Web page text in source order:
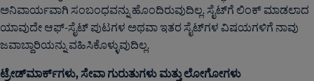
ಅನಿವಾರ್ಯವಾಗಿ ಸಂಬಂಧವನ್ನು ಹೊಂದಿರುವುದಿಲ್ಲ. ಸೈಟ್‌ಗೆ ಲಿಂಕ್ ಮಾಡಲಾದ
ಯಾವುದೇ ಆಫ್-ಸೈಟ್ ಪುಟಗಳ ಅಥವಾ ಇತರ ಸೈಟ್‌ಗಳ ವಿಷಯಗಳಿಗೆ ನಾವು
ಜವಾಬ್ದಾರಿಯನ್ನು ವಹಿಸಿಕೊಳ್ಳುವುದಿಲ್ಲ.
ಟ್ರೇಡ್‌ಮಾರ್ಕ್‌ಗಳು, ಸೇವಾ ಗುರುತುಗಳು ಮತ್ತು ಲೋಗೋಗಳು